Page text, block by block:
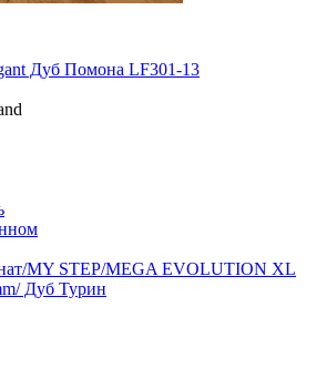
Дуб Помона LF301-13